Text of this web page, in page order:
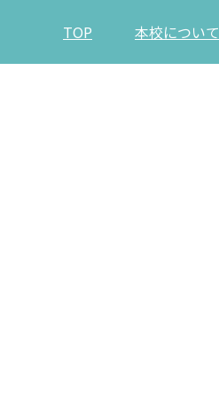
TOP 本校について